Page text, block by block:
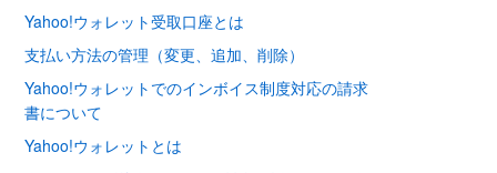
Yahoo!ウォレット受取口座とは
支払い方法の管理（変更、追加、削除）
Yahoo!ウォレットでのインボイス制度対応の請求
書について
Yahoo!ウォレットとは